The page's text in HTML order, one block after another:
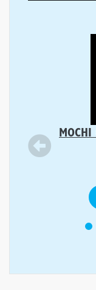
MOCHI